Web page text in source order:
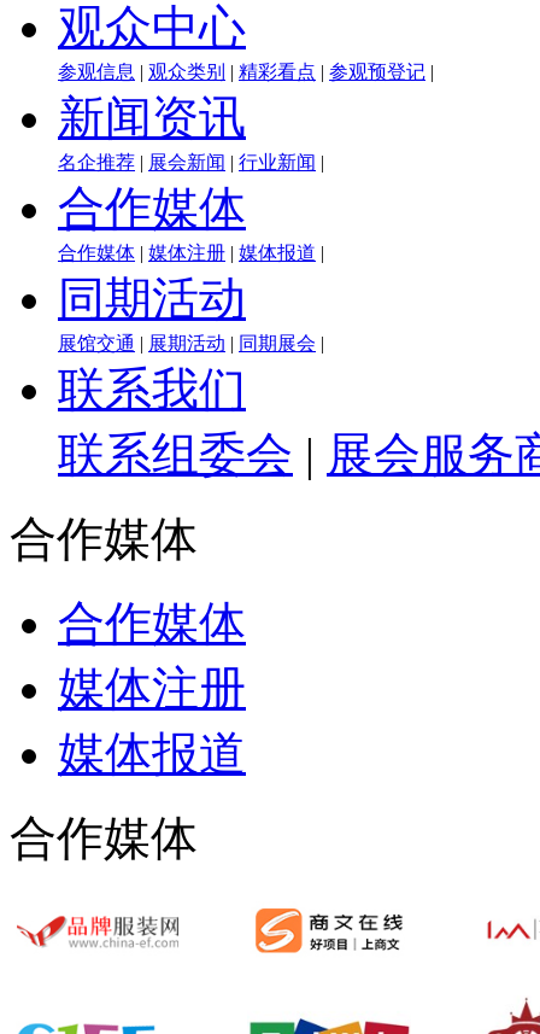
观众中心
参观信息 | 观众类别 | 精彩看点 | 参观预登记 |
新闻资讯
名企推荐 | 展会新闻 | 行业新闻 |
合作媒体
合作媒体 | 媒体注册 | 媒体报道 |
同期活动
展馆交通 | 展期活动 | 同期展会 |
联系我们
联系组委会 | 展会服务
合作媒体
合作媒体
媒体注册
媒体报道
合作媒体